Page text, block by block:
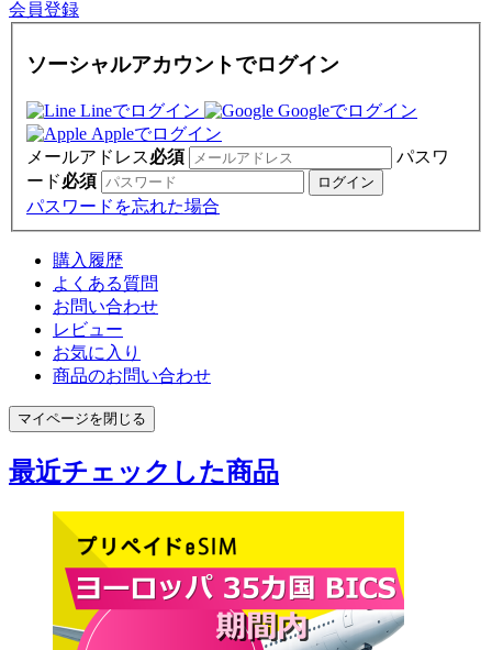
会員登録
ソーシャルアカウントでログイン
Lineでログイン
Googleでログイン
Appleでログイン
メールアドレス必須
パスワ
ード必須
パスワードを忘れた場合
購入履歴
よくある質問
お問い合わせ
レビュー
お気に入り
商品のお問い合わせ
マイページを閉じる
最近チェックした商品